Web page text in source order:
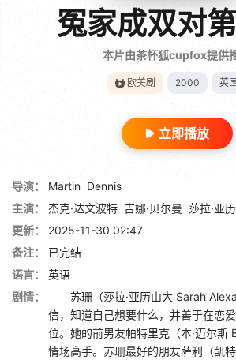
冤家成双对
本片由茶杯狐cupfox提供
欧美剧 2000 英
立即播放
导演： Martin Dennis
主演：
杰克·达文波特 吉娜·贝尔曼 莎拉·亚
更新：
2025-11-30 02:47
备注：
已完结
语言：
英语
剧情：
苏珊（莎拉·亚历山大 Sarah
信，知道自己想要什么，并善于在恋
位。她的前男友帕特里克（本·迈尔斯
情场高手。苏珊最好的朋友萨利（凯